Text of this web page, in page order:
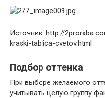
Источник: http://
kraski-tablica-cvetov.html
Подбор оттенка
При выборе желаемого
учитывать целую группу